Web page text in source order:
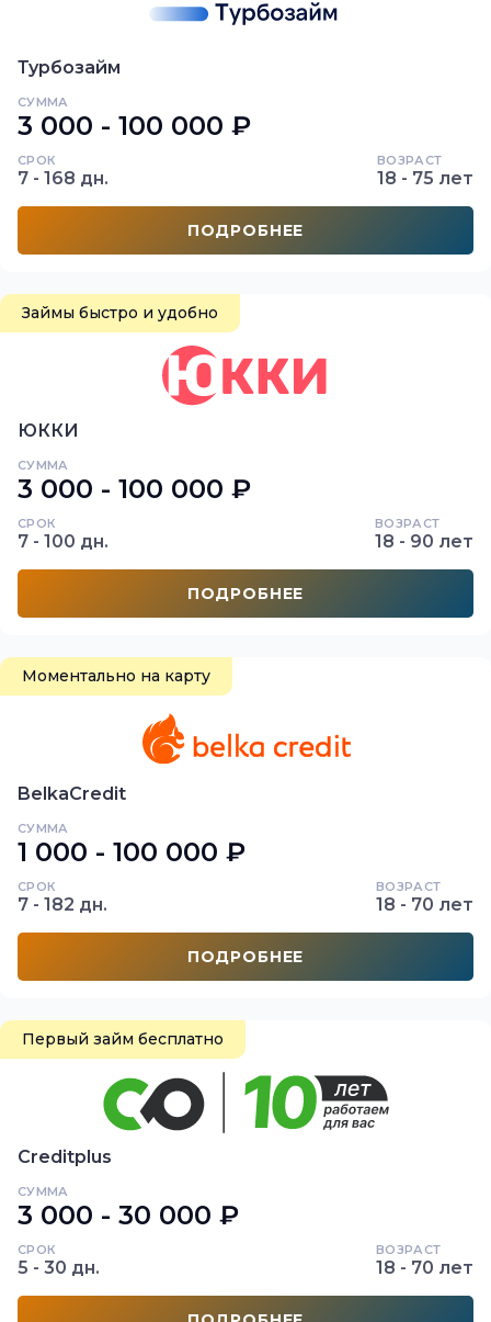
Турбозайм
СУММА
3 000 - 100 000 ₽
СРОК
7 - 168 дн.
ВОЗРАСТ
18 - 75 лет
ПОДРОБНЕЕ
Займы быстро и удобно
ЮККИ
СУММА
3 000 - 100 000 ₽
СРОК
7 - 100 дн.
ВОЗРАСТ
18 - 90 лет
ПОДРОБНЕЕ
Моментально на карту
BelkaCredit
СУММА
1 000 - 100 000 ₽
СРОК
7 - 182 дн.
ВОЗРАСТ
18 - 70 лет
ПОДРОБНЕЕ
Первый займ бесплатно
Creditplus
СУММА
3 000 - 30 000 ₽
СРОК
5 - 30 дн.
ВОЗРАСТ
18 - 70 лет